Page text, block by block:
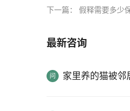
下一篇： 假释需要多少
最新咨询
家里养的猫被邻